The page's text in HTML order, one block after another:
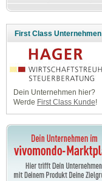
First Class Unternehmen
Dein Unternehmen hier?
Werde First Class Kunde!